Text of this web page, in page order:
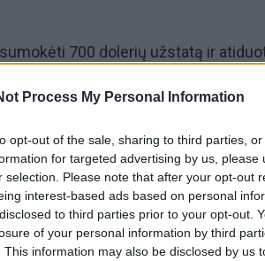
Process My Personal Information
opt-out of the sale, sharing to third parties,
for targeted advertising by us,
selection. Please note that after your opt-out
interest-based ads based on personal
to third parties prior to your opt-out.
of your personal information by third
This information may also be disclosed by us
700 dolerių užstatą ir
O. Pistorijus galės išeiti nuo 7
daugiau nei 20 kilometrų.
nužudė savo gyvenimo
Jo teigimu, draugę jis nušovė